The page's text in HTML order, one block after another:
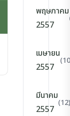
พฤษภาคม
2557
เมษายน
2557
มีนาคม
2557
(12)